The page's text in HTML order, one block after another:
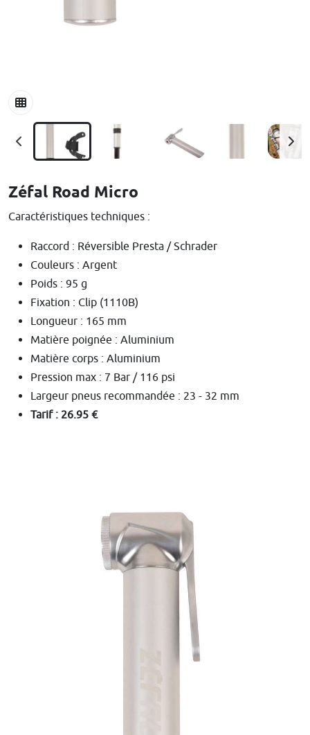
Zéfal Road Micro
Caractéristiques techniques :
Raccord : Réversible Presta / Schrader
Couleurs : Argent
Poids : 95 g
Fixation : Clip (1110B)
Longueur : 165 mm
Matière poignée : Aluminium
Matière corps : Aluminium
Pression max : 7 Bar / 116 psi
Largeur pneus recommandée : 23 - 32 mm
Tarif : 26.95 €